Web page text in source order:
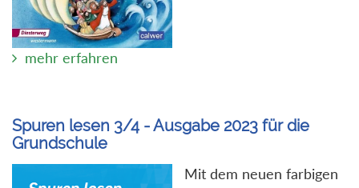
mehr erfahren
Spuren lesen 3/4 - Ausgabe 2023 für die
Grundschule
Mit dem neuen farbigen